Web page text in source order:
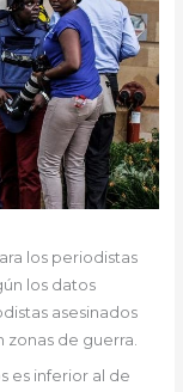
los periodistas
los datos
asesinados
zonas de guerra.
es inferior al de